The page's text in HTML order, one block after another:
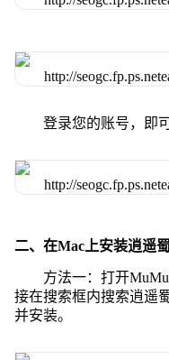
登录您的账号，即
二、在Mac上安装逍遥
方法一：打开
接在搜索框内搜索逍遥
并安装。